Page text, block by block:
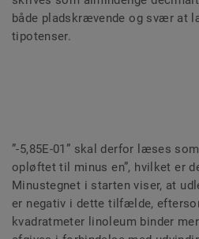
både pladskrævende og svær at
tipotenser.
”-5,85E-01” skal derfor læses
opløftet til minus en”, hvilket er
Minustegnet i starten viser, at
er negativ i dette tilfælde,
kvadratmeter linoleum binder